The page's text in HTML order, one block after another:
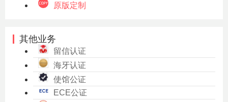
原版定制
其他业务
留信认证
海牙认证
使馆公证
ECE公证